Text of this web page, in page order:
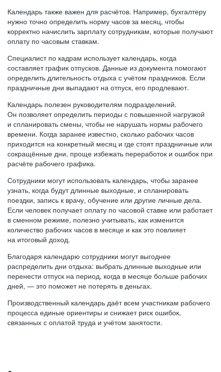
Календарь также важен для расчётов. Например, бухгалтеру
нужно точно определить норму часов за месяц, чтобы
корректно начислить зарплату сотрудникам, которые получают
оплату по часовым ставкам.
Специалист по кадрам использует календарь, когда
составляет график отпусков. Данные из документа помогают
определить длительность отдыха с учётом праздников. Если
праздничные дни выпадают на отпуск, его продлевают.
Календарь полезен руководителям подразделений.
Он позволяет определить периоды с повышенной нагрузкой
и спланировать смены, чтобы не нарушать нормы рабочего
времени. Когда заранее известно, сколько рабочих часов
приходится на конкретный месяц и где стоят праздничные или
сокращённые дни, проще избежать переработок и ошибок при
расчёте рабочего графика.
Сотрудники могут использовать календарь, чтобы заранее
узнать, когда будут длинные выходные, и спланировать
поездки, запись к врачу, обучение или другие личные дела.
Если человек получает оплату по часовой ставке или работает
в сменном режиме, полезно учитывать, как изменится
количество рабочих часов в месяце и как это повлияет
на итоговый доход.
Благодаря календарю сотрудники могут выгоднее
распределить дни отдыха: выбрать длинные выходные или
перенести отпуск на период, когда в месяце больше рабочих
дней, — это поможет не потерять в деньгах.
Производственный календарь даёт всем участникам рабочего
процесса единые ориентиры и снижает риск ошибок,
связанных с оплатой труда и учётом занятости.